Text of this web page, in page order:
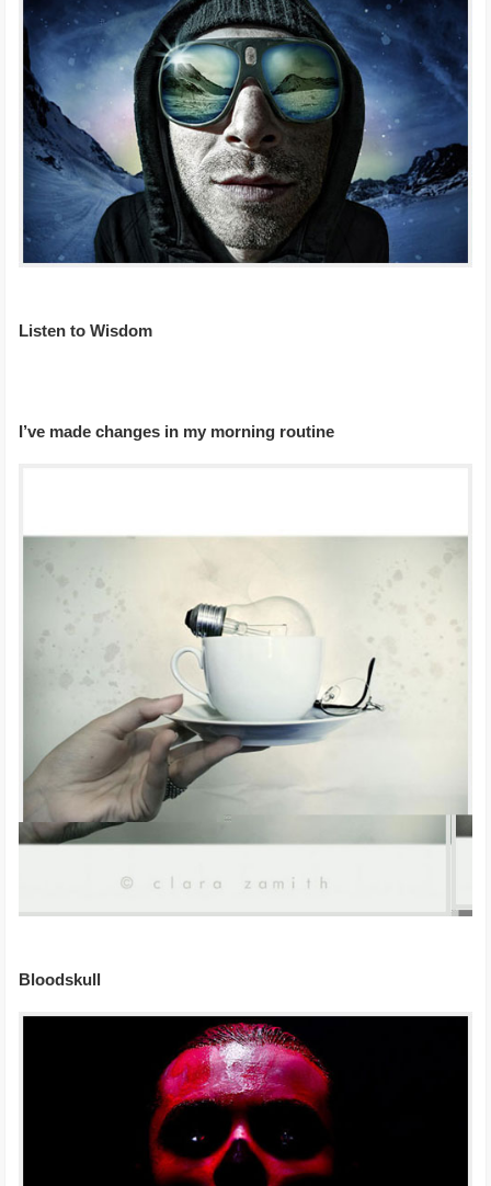
Listen to Wisdom
I’ve made changes in my morning routine
Bloodskull